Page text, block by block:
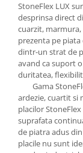
StoneFlex LUX
desprinsa direct
cuarzit,
prezenta pe piata
dintr-un strat de
avand ca suport
duritatea,
Gama
ardezie, cuartit si
placilor
suprafata
de piatra adus
placile nu sunt